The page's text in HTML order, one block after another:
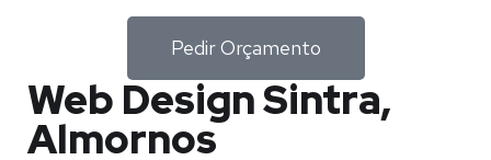
Pedir Orçamento
Web Design Sintra,
Almornos